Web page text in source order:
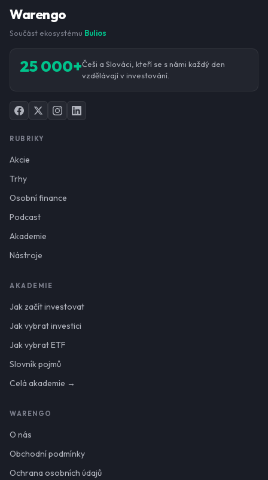
Warengo
Součást ekosystému Bulios
25 000+Češi a Slováci, kteří se s námi každý den
vzdělávají v investování.
RUBRIKY
Akcie
Trhy
Osobní finance
Podcast
Akademie
Nástroje
AKADEMIE
Jak začít investovat
Jak vybrat investici
Jak vybrat ETF
Slovník pojmů
Celá akademie →
WARENGO
O nás
Obchodní podmínky
Ochrana osobních údajů